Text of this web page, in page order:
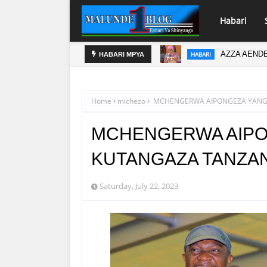
Habari
HABARI MPYA HABARI AZZA
Home michezo MCHENGERWA AIPONGEZA
MCHENGERWA
KUTANGAZA
Saturday, July 22, 2023